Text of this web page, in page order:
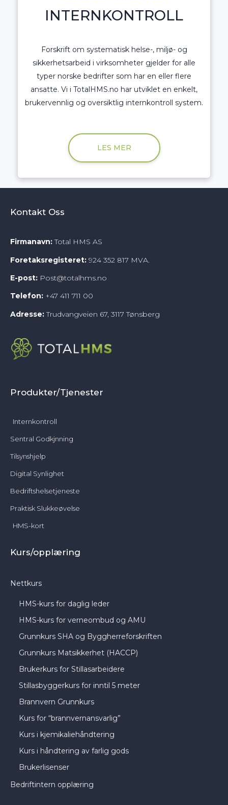
INTERNKONTROLL
Forskrift om systematisk helse-, miljø- og
sikkerhetsarbeid i virksomheter gjelder for alle
typer norske bedrifter som har en eller flere
ansatte. Vi i TotalHMS.no har utviklet en enkelt,
brukervennlig og oversiktlig internkontroll system.
LES MER
Kontakt Oss
Firmanavn:Total HMS AS
Foretaksregisteret: 924 352 817 MVA.
E-post: Post@totalhms.no
Telefon: +47 411 711 00
Adresse:Trudvangveien 67, 3117 Tønsberg
Produkter/Tjenester
Internkontroll
Sentral Godkjnning
Tilsynshjelp
Digital Synlighet
Bedriftshelsetjeneste
Praktisk Slukkeøvelse
HMS-kort
Kurs/opplæring
Nettkurs
HMS-kurs for daglig leder
HMS-kurs for verneombud og AMU
Grunnkurs SHA og Byggherreforskriften
Grunnkurs Matsikkerhet (HACCP)
Brukerkurs for Stillasarbeidere
Stillasbyggerkurs for inntil 5 meter
Brannvern Grunnkurs
Kurs for “brannvernansvarlig”
Kurs i kjemikaliehåndtering
Kurs i håndtering av farlig gods
Brukerlisenser
Bedriftintern opplæring